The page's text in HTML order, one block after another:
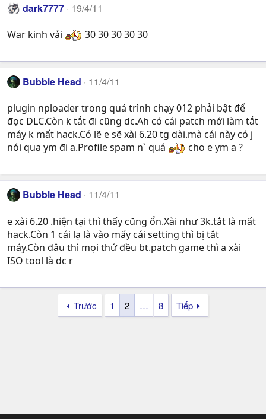
dark7777 19/4/11
War kinh vải 30 30 30 30 30
Bubble Head 11/4/11
plugin nploader trong quá trình chạy 012 phải bật để
đọc DLC.Còn k tắt đi cũng dc.Ah có cái patch mới làm tắt
máy k mất hack.Có lẽ e sẽ xài 6.20 tg dài.mà cái này có j
nói qua ym đi a.Profile spam n` quá
cho e ym a ?
Bubble Head 11/4/11
e xài 6.20 .hiện tại thì thấy cũng ổn.Xài như 3k.tắt là mất
hack.Còn 1 cái lạ là vào mấy cái setting thì bị tắt
máy.Còn đâu thì mọi thứ đều bt.patch game thì a xài
ISO tool là dc r
Trước 1 2 … 8 Tiếp